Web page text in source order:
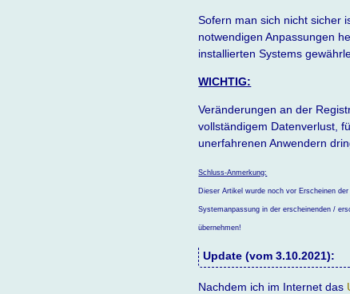
Sofern man sich nicht sicher
notwendigen Anpassungen
installierten Systems
WICHTIG:
Veränderungen an der
vollständigem Datenverlust,
unerfahrenen Anwendern
Schluss-Anmerkung:
Dieser Artikel wurde noch vor Erscheinen
Systemanpassung in der erscheinenden /
übernehmen!
Update (vom 3.10.2021):
Nachdem ich im Internet das